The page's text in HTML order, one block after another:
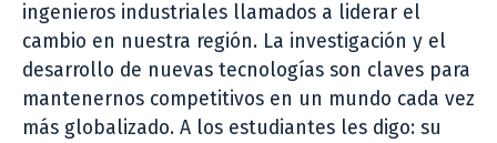
ingenieros industriales llamados a liderar el
cambio en nuestra región. La investigación y el
desarrollo de nuevas tecnologías son claves para
mantenernos competitivos en un mundo cada vez
más globalizado. A los estudiantes les digo: su